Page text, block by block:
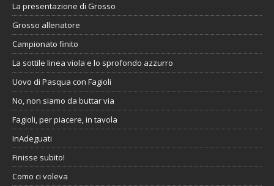
La presentazione di Grosso
Grosso allenatore
Campionato finito
La sottile linea viola e lo sprofondo azzurro
Uovo di Pasqua con Fagioli
No, non siamo da buttar via
Fagioli, per piacere, in tavola
InAdeguati
Finisse subito!
Como ci voleva